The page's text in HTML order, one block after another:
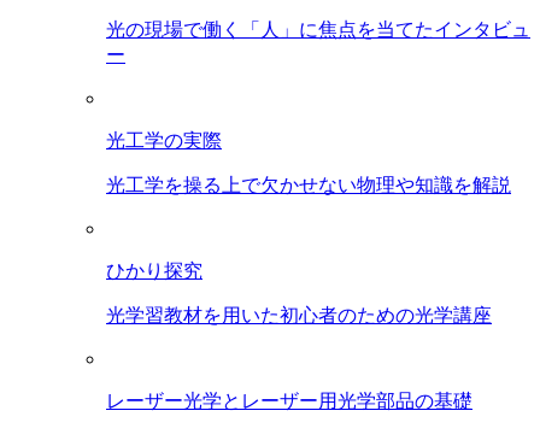
光の現場で働く「人」に焦点を当てたインタビュ
ー
光工学の実際
光工学を操る上で欠かせない物理や知識を解説
ひかり探究
光学習教材を用いた初心者のための光学講座
レーザー光学とレーザー用光学部品の基礎